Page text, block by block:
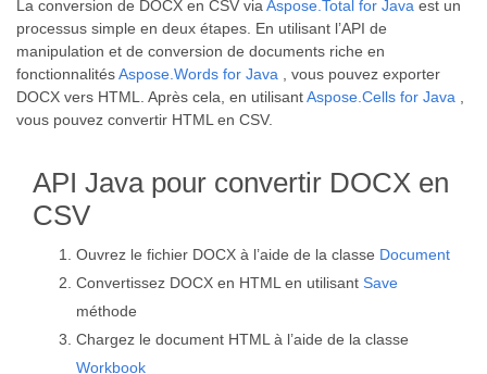
La conversion de DOCX en CSV via Aspose.Total for Java est un
processus simple en deux étapes. En utilisant l’API de
manipulation et de conversion de documents riche en
fonctionnalitésAspose.Words for Java , vous pouvez exporter
DOCX vers HTML. Après cela, en utilisantAspose.Cells for Java
vous pouvez convertir HTML en CSV.
API Java pour convertir DOCX en
CSV
Ouvrez le fichier DOCX à l’aide de la classe Document
Convertissez DOCX en HTML en utilisant Save
méthode
Chargez le document HTML à l’aide de la classe
Workbook